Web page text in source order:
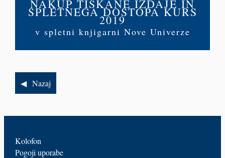
NAKUP TISKANE IZDAJE IN
SPLETNEGA DOSTOPA KURS
2019
v spletni knjigarni Nove Univerze
Nazaj
Kolofon
Pogoji uporabe